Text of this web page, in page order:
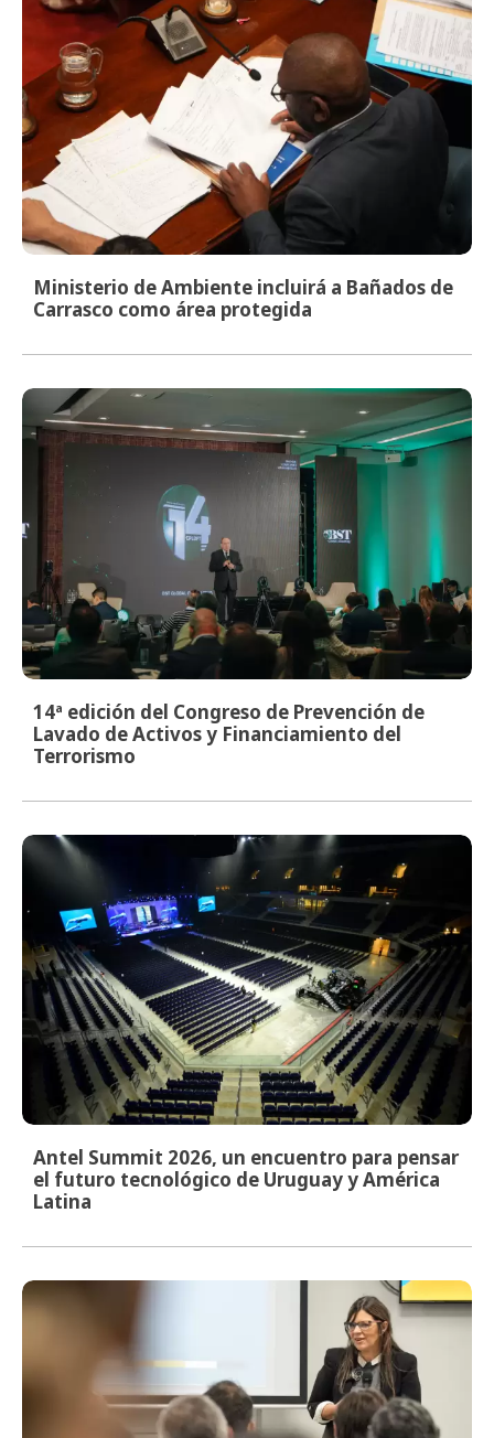
Ministerio de Ambiente incluirá a Bañados de
Carrasco como área protegida
14ª edición del Congreso de Prevención de
Lavado de Activos y Financiamiento del
Terrorismo
Antel Summit 2026, un encuentro para pensar
el futuro tecnológico de Uruguay y América
Latina